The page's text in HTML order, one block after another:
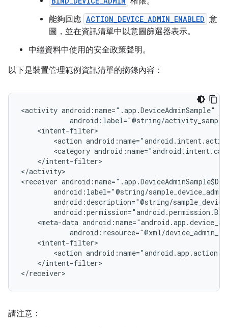
能夠回應 ACTION_DEVICE_ADMIN_ENABLED 意
圖，並在資訊清單中以意圖篩選器表示。
中繼資料中使用的安全政策聲明。
以下是裝置管理範例資訊清單的摘錄內容：
<activity
<action
<category
</intent-filter>
</activity>
<receiver
<meta-data
android:resource="@xml/
<action
</intent-filter>
</receiver>
請注意：